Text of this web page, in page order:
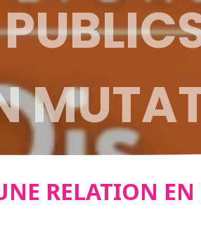
? »
RELATION